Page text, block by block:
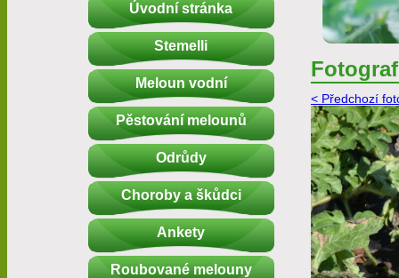
Úvodní stránka
Stemelli
Meloun vodní
Pěstování melounů
Odrůdy
Choroby a škůdci
Ankety
Roubované melouny
< Předchozí